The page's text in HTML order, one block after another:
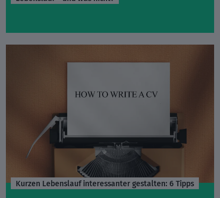
Kurzen Lebenslauf interessanter gestalten: 6 Tipps